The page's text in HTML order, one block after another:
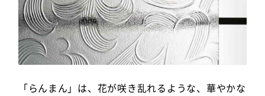
「らんまん」は、花が咲き乱れるような、華やかな